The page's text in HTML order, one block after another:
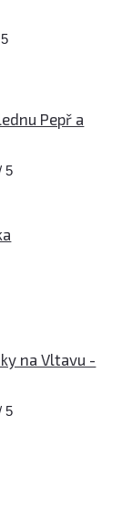
Pepř a
5
na Vltavu -
5